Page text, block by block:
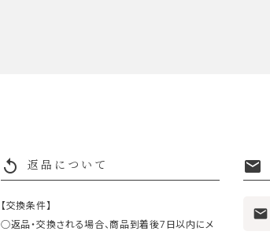
replay 返品について
【交換条件】
○返品・交換される場合、商品到着後7日以内にメ
mail
mail